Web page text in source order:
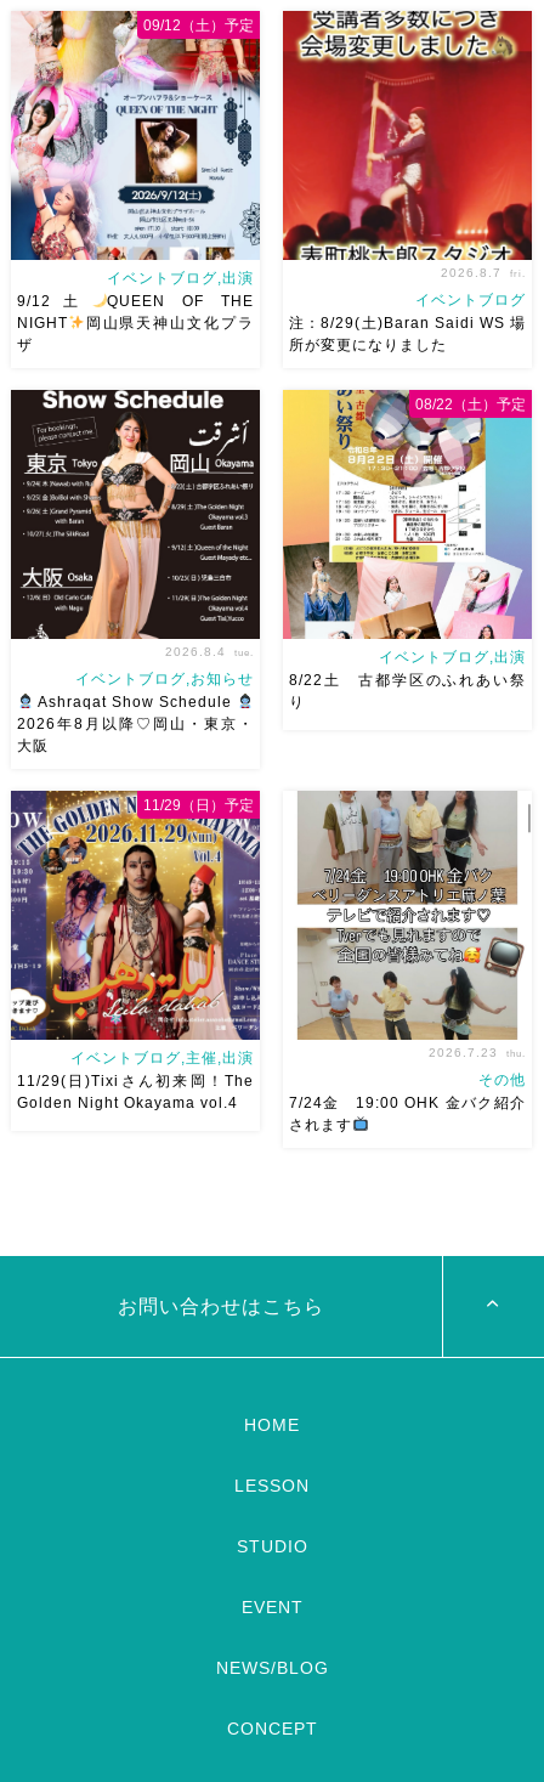
2026/9/12(土)Ricoさん主催
QUEEN OF THE NIGHT岡山
県天神山文化プラザ Guestに女
神 @mayadyorientaldance
さん
女神のオーラ浴びに行き
ましょー […]
イベントブログ,出演
9/12土
QUEEN OF THE
NIGHT
岡山県天神山文化プラ
ザ
09/12（土）予定
8/29（土）Baran Saidi WSお
申し込み多数につき会場変更し
ました♡ 表町桃太郎スタジオ
岡山県岡山市 北区表町2丁目6-
64 4階 ショー会場から近いの
で、安心♡駅からもバスで天満
屋バスス […]
2026.8.7 fri.
イベントブログ
注：8/29(土)Baran Saidi WS 場
所が変更になりました
です♡皆様にお会いできますよ
うに
ご予約はメッセージく
ださい
お待ちしています
Ashraqat Show Schedule
岡山・8/22(土) […]
2026.8.4 tue.
イベントブログ,お知らせ
Ashraqat Show Schedule
2026年8月以降♡岡山・東京・
大阪
りにて踊らせていただきます♡
太鼓も叩くよー！私たちは
18:40頃から出演です屋台も出
てとても楽しいお祭りになりそ
う
私たちも踊った後は祭り
を楽しみます
遊びにいら
[…]
イベントブログ,出演
8/22土 古都学区のふれあい祭
り
08/22（土）予定
申し込みスタートです
【
イベントブログ,主催,出演
11/29(日)Tixiさん初来岡！The
Golden Night Okayama vol.4
11/29（日）予定
見れますので全国の皆様みてね
2026.7.23 thu.
その他
7/24金 19:00 OHK 金バク紹介
されます
お問い合わせはこちら
HOME
LESSON
STUDIO
EVENT
NEWS/BLOG
CONCEPT